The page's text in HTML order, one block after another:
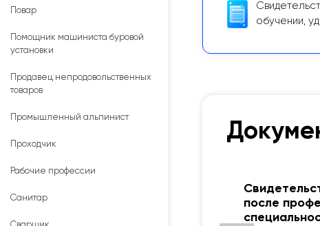
Повар
Помощник машиниста буровой
установки
Продавец непродовольственных
товаров
Промышленный альпинист
Проходчик
Рабочие профессии
Санитар
обучении,
после